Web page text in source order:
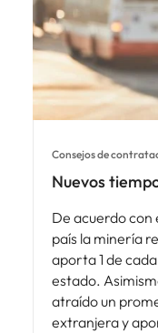
Consejos de
Nuevos
De acuerdo con
país la minería
aporta 1 de
estado.
atraído un
extranjera y